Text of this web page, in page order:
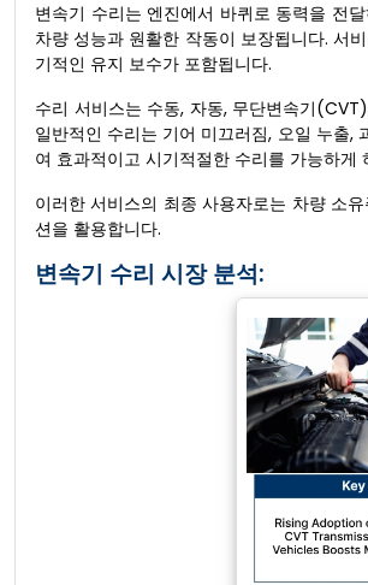
변속기 수리는 엔진에서 바퀴로 동력을 전
차량 성능과 원활한 작동이 보장됩니다. 서
기적인 유지 보수가 포함됩니다.
수리 서비스는 수동, 자동, 무단변속기
일반적인 수리는 기어 미끄러짐, 오일 누출,
여 효과적이고 시기적절한 수리를 가능하게
이러한 서비스의 최종 사용자로는 차량 소
션을 활용합니다.
변속기 수리 시장 분석: